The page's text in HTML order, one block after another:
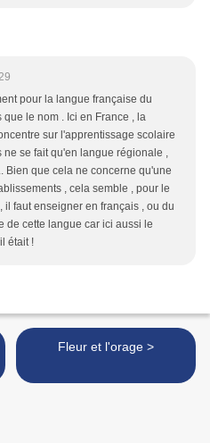
pour la langue française du
le nom . Ici en France , la
sur l'apprentissage scolaire
se fait qu'en langue régionale ,
Bien que cela ne concerne qu'une
, cela semble , pour le
il faut enseigner en français , ou du
de cette langue car ici aussi le
était !
Fleur et l'orage >